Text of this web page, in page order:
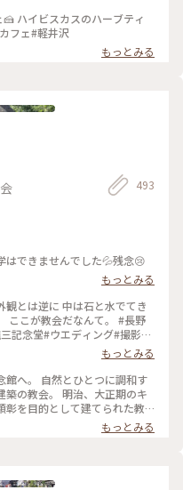
ハイビスカスのハーブティ
フェ#軽井沢
もっとみる
493
はできませんでした💦残念😢
もっとみる
記念堂#ウエディング#撮影禁
もっとみる
館へ。 自然とひとつに調和す
築の教会。 明治、大正期のキ
彰を目的として建てられた教
は地下の 内村鑑三記念堂の外
式だったため 礼拝堂は撮影で
スは女性を 象徴しているそ
もっとみる